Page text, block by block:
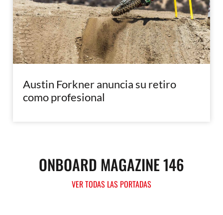
Austin Forkner anuncia su retiro
como profesional
ONBOARD MAGAZINE 146
VER TODAS LAS PORTADAS